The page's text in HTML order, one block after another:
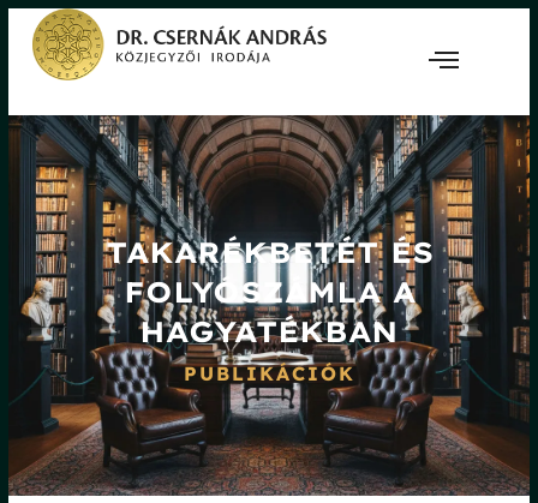
TAKARÉKBETÉT ÉS
FOLYÓSZÁMLA A
HAGYATÉKBAN
PUBLIKÁCIÓK